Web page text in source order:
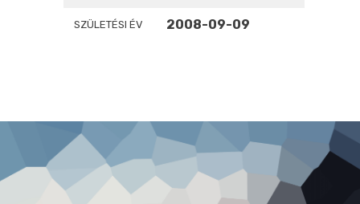
SZÜLETÉSI ÉV 2008-09-09